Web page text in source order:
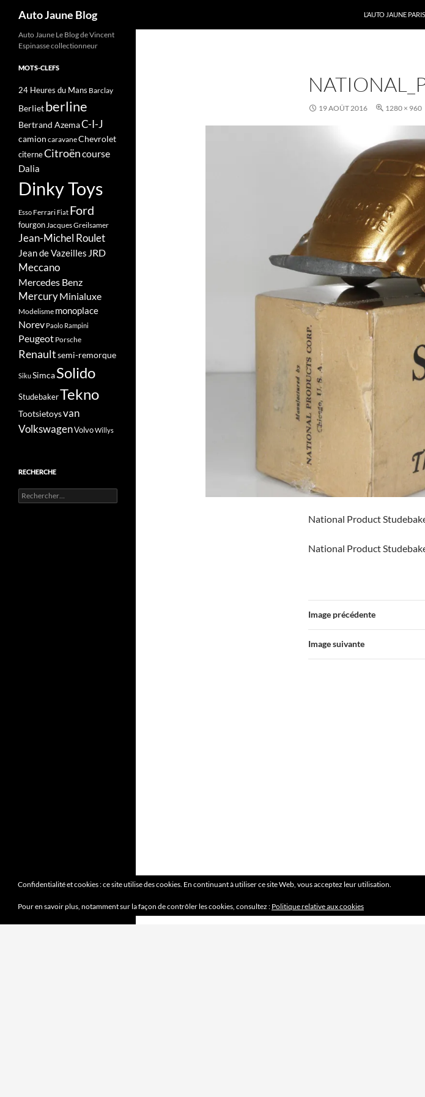
Auto Jaune Blog
L’AUTO JAUNE PARIS
19 AOÛT 2016 1280 × 960
National Product
National Product
Image précédente
Image suivante
Auto Jaune Le Blog de Vincent
Espinasse collectionneur
MOTS-CLEFS
24 Heures du Mans Barclay
Berlietberline
Bertrand AzemaC-I-J
camion caravaneChevrolet
citerneCitroëncourse
Dalia
Dinky Toys
Esso Ferrari Fiat Ford
fourgonJacques Greilsamer
Jean-Michel Roulet
Jean de Vazeilles JRD
Meccano
Mercedes Benz
MercuryMinialuxe
Modelisme monoplace
Norev Paolo Rampini
Peugeot Porsche
Renaultsemi-remorque
SikuSimcaSolido
StudebakerTekno
Tootsietoysvan
VolkswagenVolvoWillys
RECHERCHE
Rechercher :
Confidentialité et cookies : ce site utilise des cookies. En continuant à utiliser ce site Web, vous acceptez leur utilisation.
Pour en savoir plus, notamment sur la façon de contrôler les cookies, consultez : Politique relative aux cookies